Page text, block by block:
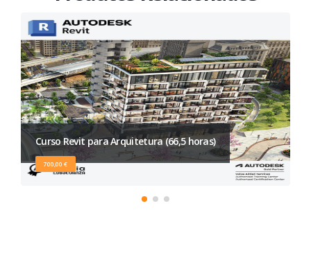
Curso Revit para Arquitetura (66,5 horas)
700,00 €